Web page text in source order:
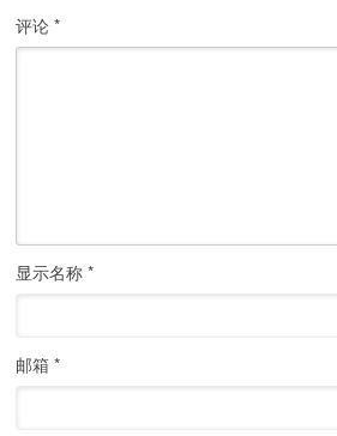
评论*
显示名称*
邮箱*